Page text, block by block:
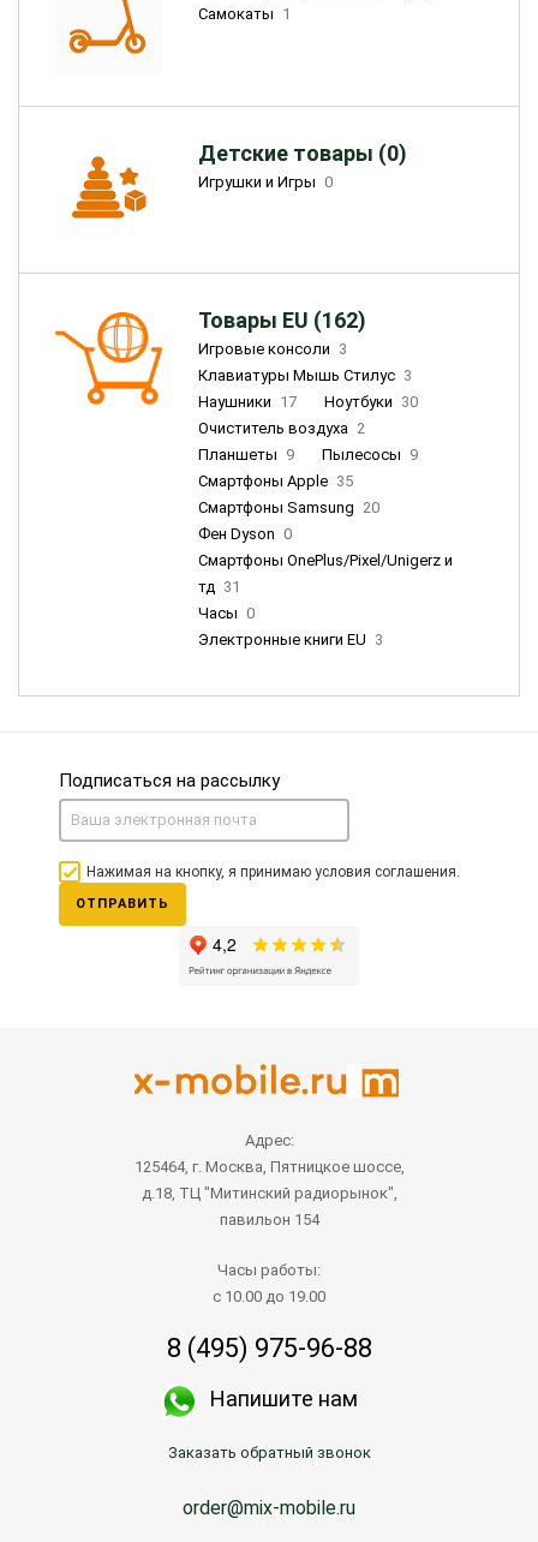
Самокаты 1
Детские товары (0)
Игрушки и Игры 0
Товары EU (162)
Игровые консоли 3
Клавиатуры Мышь Стилус 3
Наушники 17 Ноутбуки 30
Очиститель воздуха 2
Планшеты 9 Пылесосы 9
Смартфоны Apple 35
Смартфоны Samsung 20
Фен Dyson 0
Смартфоны OnePlus/Pixel/Unigerz и
тд 31
Часы 0
Электронные книги EU 3
Подписаться на рассылку
Нажимая на кнопку, я принимаю условия соглашения.
ОТПРАВИТЬ
Адрес:
125464, г. Москва, Пятницкое шоссе,
д.18, ТЦ "Митинский радиорынок",
павильон 154
Часы работы:
с 10.00 до 19.00
8 (495) 975-96-88
Напишите нам
Заказать обратный звонок
order@mix-mobile.ru